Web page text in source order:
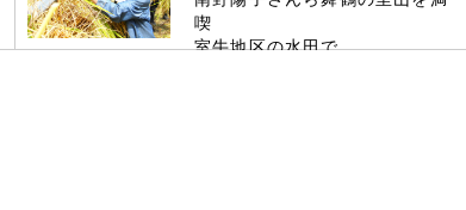
喫
室牛地区の水田で